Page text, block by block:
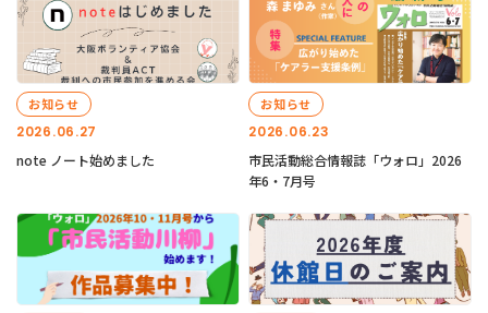
2026.06.27
お知らせ
note ノート始めました
2026.06.23
お知らせ
市民活動総合情報誌「ウォロ」2026
年6・7月号